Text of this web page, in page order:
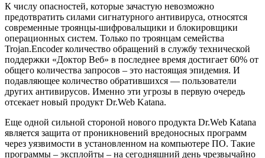
К числу опасностей, которые зачастую невозможно
предотвратить силами сигнатурного антивируса, относятся
современные троянцы-шифровальщики и блокировщики
операционных систем. Только по троянцам семейства
Trojan.Encoder количество обращений в службу технической
поддержки «Доктор Веб» в последнее время достигает 60% от
общего количества запросов – это настоящая эпидемия. И
подавляющее количество обратившихся — пользователи
других антивирусов. Именно эти угрозы в первую очередь
отсекает новый продукт Dr.Web Katana.
Еще одной сильной стороной нового продукта Dr.Web Katana
является защита от проникновений вредоносных программ
через уязвимости в установленном на компьютере ПО. Такие
программы – эксплойты – на сегодняшний день чрезвычайно